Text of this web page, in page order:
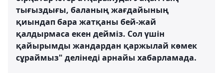
тығыздығы, баланың жағдайының
қиындап бара жатқаны бей-жай
қалдырмаса екен дейміз. Сол үшін
қайырымды жандардан қаржылай көмек
сұраймыз" делінеді арнайы хабарламада.